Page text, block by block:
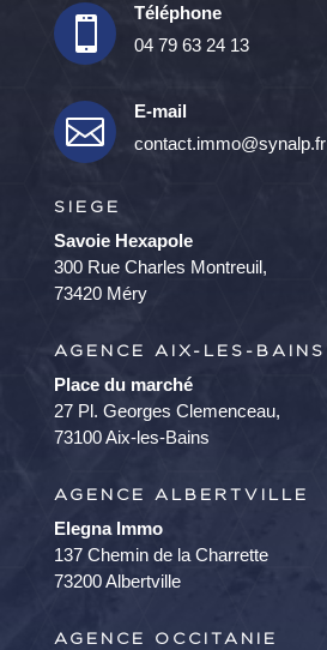

Téléphone
04 79 63 24 13

E-mail
contact.immo@synalp.fr
SIEGE
Savoie Hexapole
300 Rue Charles Montreuil,
73420 Méry
AGENCE AIX-LES-BAINS
Place du marché
27 Pl. Georges Clemenceau,
73100 Aix-les-Bains
AGENCE ALBERTVILLE
Elegna Immo
137 Chemin de la Charrette
73200 Albertville
AGENCE OCCITANIE